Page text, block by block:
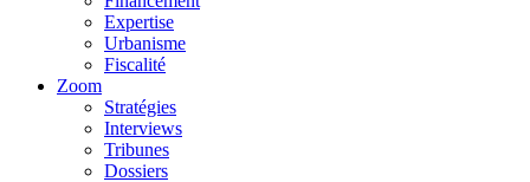
Expertise
Urbanisme
Fiscalité
Zoom
Stratégies
Interviews
Tribunes
Dossiers